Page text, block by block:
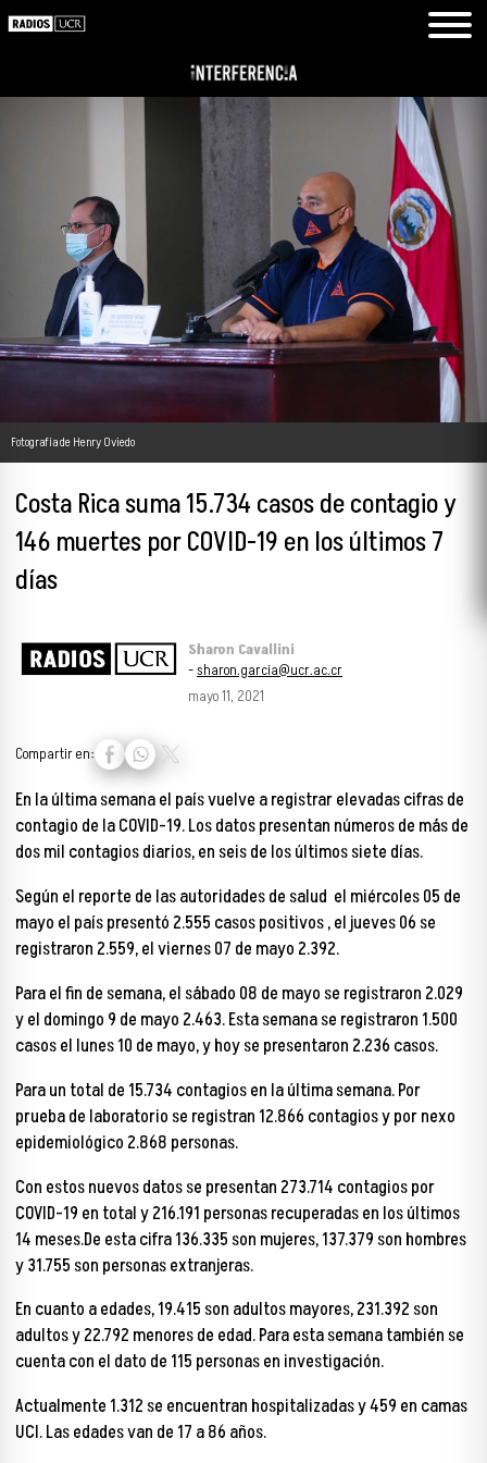
Fotografía de Henry Oviedo
Costa Rica suma 15.734 casos de contagio y
146 muertes por COVID-19 en los últimos 7
días
Sharon Cavallini
-sharon.garcia@ucr.ac.cr
mayo 11, 2021
Compartir en:
En la última semana el país vuelve a registrar elevadas cifras de
contagio de la COVID-19. Los datos presentan números de más de
dos mil contagios diarios, en seis de los últimos siete días.
Según el reporte de las autoridades de salud el miércoles 05 de
mayo el país presentó 2.555 casos positivos , el jueves 06 se
registraron 2.559, el viernes 07 de mayo 2.392.
Para el fin de semana, el sábado 08 de mayo se registraron 2.029
y el domingo 9 de mayo 2.463. Esta semana se registraron 1.500
casos el lunes 10 de mayo, y hoy se presentaron 2.236 casos.
Para un total de 15.734 contagios en la última semana. Por
prueba de laboratorio se registran 12.866 contagios y por nexo
epidemiológico 2.868 personas.
Con estos nuevos datos se presentan 273.714 contagios por
COVID-19 en total y 216.191 personas recuperadas en los últimos
14 meses.De esta cifra 136.335 son mujeres, 137.379 son hombres
y 31.755 son personas extranjeras.
En cuanto a edades, 19.415 son adultos mayores, 231.392 son
adultos y 22.792 menores de edad. Para esta semana también se
cuenta con el dato de 115 personas en investigación.
Actualmente 1.312 se encuentran hospitalizadas y 459 en camas
UCI. Las edades van de 17 a 86 años.